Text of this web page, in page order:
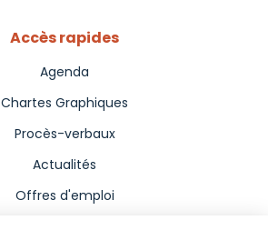
Accès rapides
Agenda
Chartes Graphiques
Procès-verbaux
Actualités
Offres d'emploi